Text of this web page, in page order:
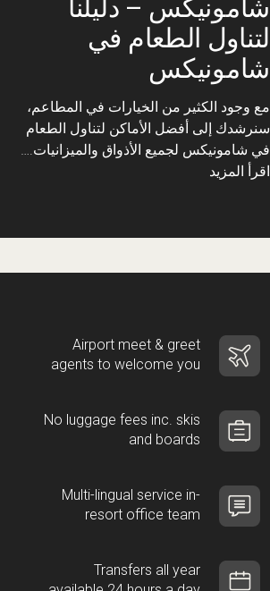
شامونيكس – دليلنا
لتناول الطعام في
شامونيكس
مع وجود الكثير من الخيارات في المطاعم،
سنرشدك إلى أفضل الأماكن لتناول الطعام
في شامونيكس لجميع الأذواق والميزانيات.…
اقرأ المزيد
Airport meet & greet
agents to welcome you
No luggage fees inc. skis
and boards
Multi-lingual service in-
resort office team
Transfers all year